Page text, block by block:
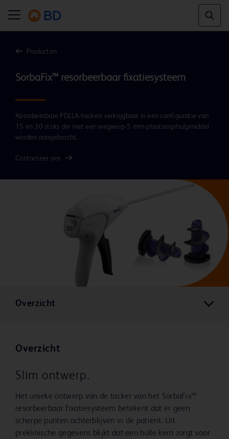
Producten
Absorbeerbare PDLLA-tackers verkrijgbaar in een configuratie van
15 en 30 stuks die met een wegwerp-5 mm-plaatsingshulpmiddel
worden aangebracht.
Contacteer ons
Overzicht
Overzicht
Slim ontwerp.
Het unieke ontwerp van de tacker van het SorbaFix™
resorbeerbaar fixatiesysteem betekent dat er geen
scherpe punten achterblijven in de patiënt. Uit
preklinische gegevens blijkt dat een holle kern zorgt voor